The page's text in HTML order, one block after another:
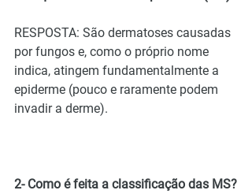
RESPOSTA: São dermatoses causadas
por fungos e, como o próprio nome
indica, atingem fundamentalmente a
epiderme (pouco e raramente podem
invadir a derme).
2- Como é feita a classificação das MS?